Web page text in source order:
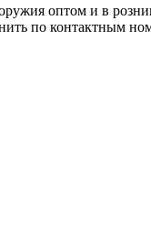
оптом и в
по контактным